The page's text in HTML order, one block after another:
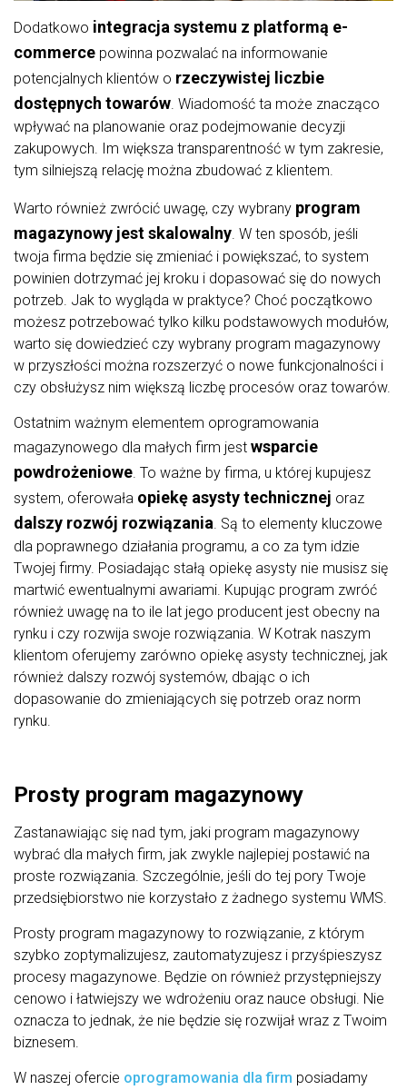
Dodatkowo integracja systemu z platformą e-
commerce powinna pozwalać na informowanie
potencjalnych klientów o rzeczywistej liczbie
dostępnych towarów . Wiadomość ta może znacząco
wpływać na planowanie oraz podejmowanie decyzji
zakupowych. Im większa transparentność w tym zakresie,
tym silniejszą relację można zbudować z klientem.
Warto również zwrócić uwagę, czy wybrany program
magazynowy jest skalowalny . W ten sposób, jeśli
twoja firma będzie się zmieniać i powiększać, to system
powinien dotrzymać jej kroku i dopasować się do nowych
potrzeb. Jak to wygląda w praktyce? Choć początkowo
możesz potrzebować tylko kilku podstawowych modułów,
warto się dowiedzieć czy wybrany program magazynowy
w przyszłości można rozszerzyć o nowe funkcjonalności i
czy obsłużysz nim większą liczbę procesów oraz towarów.
Ostatnim ważnym elementem oprogramowania
magazynowego dla małych firm jest wsparcie
powdrożeniowe . To ważne by firma, u której kupujesz
system, oferowała opiekę asysty technicznej oraz
dalszy rozwój rozwiązania . Są to elementy kluczowe
dla poprawnego działania programu, a co za tym idzie
Twojej firmy. Posiadając stałą opiekę asysty nie musisz się
martwić ewentualnymi awariami. Kupując program zwróć
również uwagę na to ile lat jego producent jest obecny na
rynku i czy rozwija swoje rozwiązania. W Kotrak naszym
klientom oferujemy zarówno opiekę asysty technicznej, jak
również dalszy rozwój systemów, dbając o ich
dopasowanie do zmieniających się potrzeb oraz norm
rynku.
Prosty program magazynowy
Zastanawiając się nad tym, jaki program magazynowy
wybrać dla małych firm, jak zwykle najlepiej postawić na
proste rozwiązania. Szczególnie, jeśli do tej pory Twoje
przedsiębiorstwo nie korzystało z żadnego systemu WMS.
Prosty program magazynowy to rozwiązanie, z którym
szybko zoptymalizujesz, zautomatyzujesz i przyśpieszysz
procesy magazynowe. Będzie on również przystępniejszy
cenowo i łatwiejszy we wdrożeniu oraz nauce obsługi. Nie
oznacza to jednak, że nie będzie się rozwijał wraz z Twoim
biznesem.
W naszej ofercie oprogramowania dla firm posiadamy